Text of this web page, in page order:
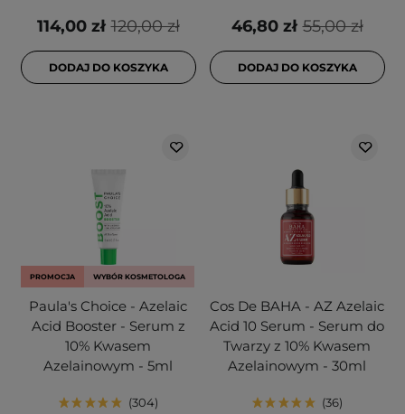
120,00 zł
114,00 zł
DODAJ DO KOSZYKA
55,00 zł
46,80 zł
DODAJ DO KOSZYKA
PROMOCJA WYBÓR KOSMETOLOGA
Paula's Choice - Azelaic
Acid Booster - Serum z
10% Kwasem
Azelainowym - 5ml
304
Cos De BAHA - AZ Azelaic
Acid 10 Serum - Serum do
Twarzy z 10% Kwasem
Azelainowym - 30ml
36